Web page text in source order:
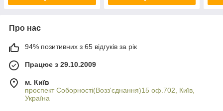
Про нас
94% позитивних з 65 відгуків за рік
Працює з 29.10.2009
м. Київ
проспект Соборності(Возз'єднання)15 оф.702, Київ,
Україна